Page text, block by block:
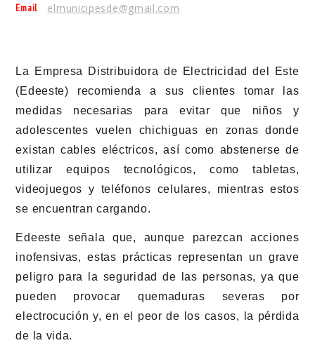
Email elmunicipesde@gmail.com
La Empresa Distribuidora de Electricidad del Este
(Edeeste) recomienda a sus clientes tomar las
medidas necesarias para evitar que niños y
adolescentes vuelen chichiguas en zonas donde
existan cables eléctricos, así como abstenerse de
utilizar equipos tecnológicos, como tabletas,
videojuegos y teléfonos celulares, mientras estos
se encuentran cargando.
Edeeste señala que, aunque parezcan acciones
inofensivas, estas prácticas representan un grave
peligro para la seguridad de las personas, ya que
pueden provocar quemaduras severas por
electrocución y, en el peor de los casos, la pérdida
de la vida.